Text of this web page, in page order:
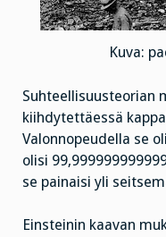
Kuva:
Suhteellisuusteorian
kiihdytettäessä
Valonnopeudella se
olisi
se painaisi yli
Einsteinin kaavan